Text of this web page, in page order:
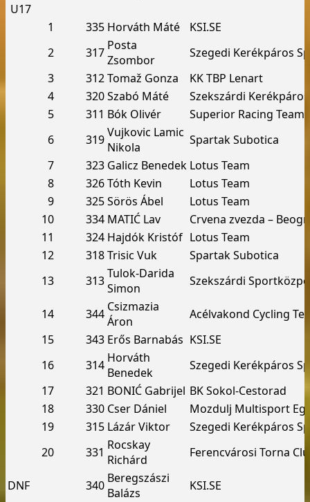
U17
1
335 Horváth Máté
KSI.SE
2
317 Posta
Zsombor
Szegedi Kerékpáros
3
312Tomaž Gonza
KK TBP Lenart
4
320Szabó Máté
Szekszárdi Kerékpáros
5
311 Bók Olivér
Superior Racing Team
6
319Vujkovic Lamic
Nikola
Spartak Subotica
7
323 Galicz Benedek Lotus Team
8
326Tóth Kevin
Lotus Team
9
325Sörös Ábel
Lotus Team
10
334 MATIĆ Lav
Crvena zvezda –
11
324 Hajdók Kristóf Lotus Team
12
318Trisic Vuk
Spartak Subotica
13
313Tulok-Darida
Simon
Szekszárdi
14 344 Csizmazia
Áron
Acélvakond Cycling
15
343 Erős Barnabás KSI.SE
16
314 Horváth
Benedek
Szegedi Kerékpáros
17
321 BONIĆ Gabrijel BK Sokol-Cestorad
18
330 Cser Dániel
Mozdulj Multisport
19
315 Lázár Viktor
Szegedi Kerékpáros
20
331 Rocskay
Richárd
Ferencvárosi Torna
DNF 340 Beregszászi
Balázs
KSI.SE